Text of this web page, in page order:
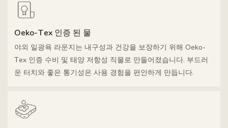
Oeko-Tex 인증 된 물
야외 일광욕 라운지는 내구성과 건강을 보장하기 위해 Oeko-
Tex 인증 수비 및 태양 저항성 직물로 만들어졌습니다. 부드러
운 터치와 좋은 통기성은 사용 경험을 편안하게 만듭니다.